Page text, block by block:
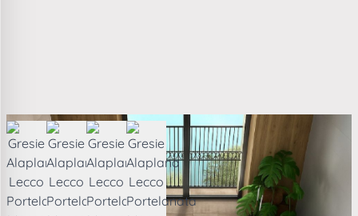
View larger image
View larger image
View larger image
View larger image